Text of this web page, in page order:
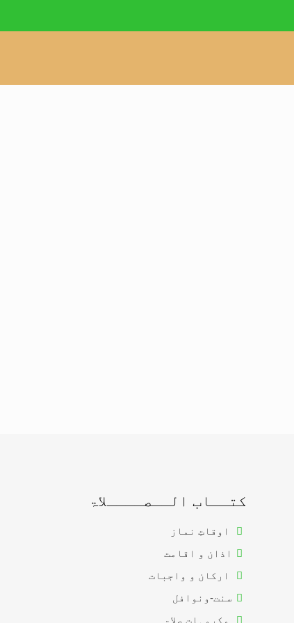
کتــاب الــصــــلاۃ
اوقاتِ نماز
اذان و اقامت
ارکان و واجبات
سنت-ونوافل
مکروہات صلاۃ